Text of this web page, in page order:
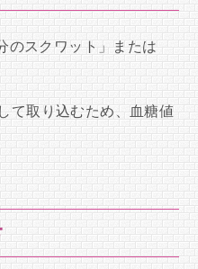
のスクワット」または
て取り込むため、血糖値